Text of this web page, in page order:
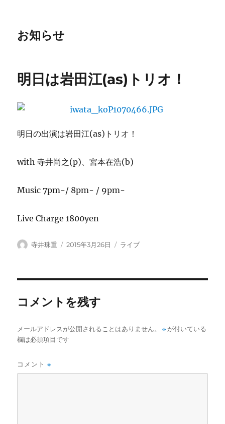
お知らせ
明日は岩田江(as)トリオ！
明日の出演は岩田江(as)トリオ！
with 寺井尚之(p)、宮本在浩(b)
Music 7pm-/ 8pm- / 9pm-
Live Charge 1800yen
投
寺井珠重
投
2015年3月26日
カ
ライブ
コメントを残す
メールアドレスが公開されることはありません。 ※ が付いている
欄は必須項目です
コメント※